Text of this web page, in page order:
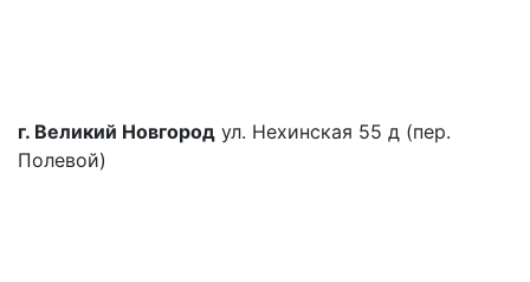
г. Великий Новгород ул. Нехинская 55 д (пер.
Полевой)